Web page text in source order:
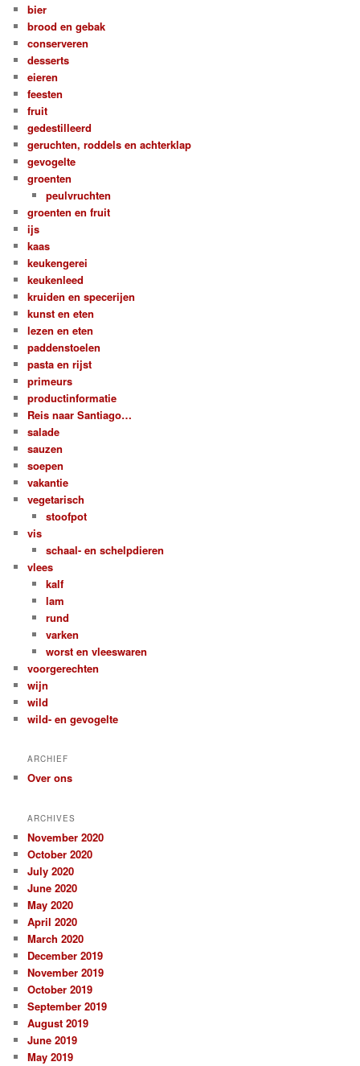
bier
brood en gebak
conserveren
desserts
eieren
feesten
fruit
gedestilleerd
geruchten, roddels en achterklap
gevogelte
groenten
peulvruchten
groenten en fruit
ijs
kaas
keukengerei
keukenleed
kruiden en specerijen
kunst en eten
lezen en eten
paddenstoelen
pasta en rijst
primeurs
productinformatie
Reis naar Santiago…
salade
sauzen
soepen
vakantie
vegetarisch
stoofpot
vis
schaal- en schelpdieren
vlees
kalf
lam
rund
varken
worst en vleeswaren
voorgerechten
wijn
wild
wild- en gevogelte
ARCHIEF
Over ons
ARCHIVES
November 2020
October 2020
July 2020
June 2020
May 2020
April 2020
March 2020
December 2019
November 2019
October 2019
September 2019
August 2019
June 2019
May 2019